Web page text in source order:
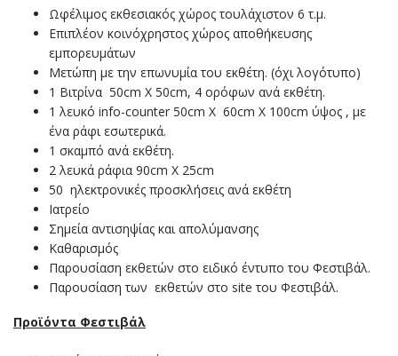
Ωφέλιμος εκθεσιακός χώρος τουλάχιστον 6 τ.μ.
Επιπλέον κοινόχρηστος χώρος αποθήκευσης
εμπορευμάτων
Μετώπη με την επωνυμία του εκθέτη. (όχι λογότυπο)
1 Βιτρίνα 50cm X 50cm, 4 ορόφων ανά εκθέτη.
1 λευκό info-counter 50cm X 60cm X 100cm ύψος , με
ένα ράφι εσωτερικά.
1 σκαμπό ανά εκθέτη.
2 λευκά ράφια 90cm Χ 25cm
50 ηλεκτρονικές προσκλήσεις ανά εκθέτη
Ιατρείο
Σημεία αντισηψίας και απολύμανσης
Καθαρισμός
Παρουσίαση εκθετών στο ειδικό έντυπο του Φεστιβάλ.
Παρουσίαση των εκθετών στο site του Φεστιβάλ.
Προϊόντα Φεστιβάλ